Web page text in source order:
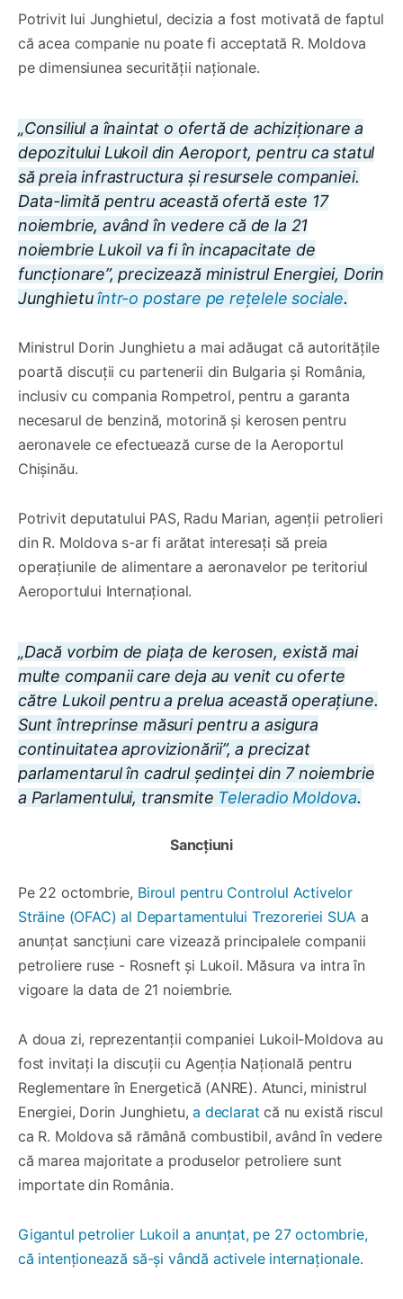
Potrivit lui Junghietul, decizia a fost motivată de faptul
că acea companie nu poate fi acceptată R. Moldova
pe dimensiunea securității naționale.
„Consiliul a înaintat o ofertă de achiziționare a
depozitului Lukoil din Aeroport, pentru ca statul
să preia infrastructura și resursele companiei.
Data-limită pentru această ofertă este 17
noiembrie, având în vedere că de la 21
noiembrie Lukoil va fi în incapacitate de
funcționare”, precizează ministrul Energiei, Dorin
Junghietuîntr-o postare pe rețelele sociale.
Ministrul Dorin Junghietu a mai adăugat că autoritățile
poartă discuții cu partenerii din Bulgaria și România,
inclusiv cu compania Rompetrol, pentru a garanta
necesarul de benzină, motorină și kerosen pentru
aeronavele ce efectuează curse de la Aeroportul
Chișinău.
Potrivit deputatului PAS, Radu Marian, agenții petrolieri
din R. Moldova s-ar fi arătat interesați să preia
operațiunile de alimentare a aeronavelor pe teritoriul
Aeroportului Internațional.
„Dacă vorbim de piața de kerosen, există mai
multe companii care deja au venit cu oferte
către Lukoil pentru a prelua această operațiune.
Sunt întreprinse măsuri pentru a asigura
continuitatea aprovizionării”, a precizat
parlamentarul în cadrul ședinței din 7 noiembrie
a Parlamentului, transmite Teleradio Moldova.
Sancțiuni
Pe 22 octombrie, Biroul pentru Controlul Activelor
Străine (OFAC) al Departamentului Trezoreriei SUA a
anunțat sancțiuni care vizează principalele companii
petroliere ruse - Rosneft și Lukoil. Măsura va intra în
vigoare la data de 21 noiembrie.
A doua zi, reprezentanții companiei Lukoil-Moldova au
fost invitați la discuții cu Agenția Națională pentru
Reglementare în Energetică (ANRE). Atunci, ministrul
Energiei, Dorin Junghietu,a declarat că nu există riscul
ca R. Moldova să rămână combustibil, având în vedere
că marea majoritate a produselor petroliere sunt
importate din România.
Gigantul petrolier Lukoil a anunțat, pe 27 octombrie,
că intenționează să-și vândă activele internaționale.